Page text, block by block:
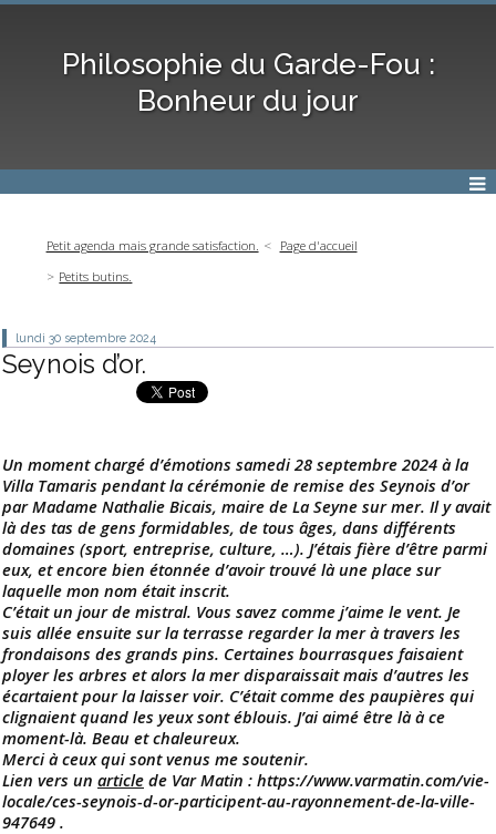
Philosophie du Garde-Fou :
Bonheur du jour
Petit agenda mais grande satisfaction.
Page d'accueil
Petits butins.
lundi 30 septembre 2024
Seynois d’or.
Un moment chargé d’émotions samedi 28 septembre 2024 à la
Villa Tamaris pendant la cérémonie de remise des Seynois d’or
par Madame Nathalie Bicais, maire de La Seyne sur mer. Il y avait
là des tas de gens formidables, de tous âges, dans différents
domaines (sport, entreprise, culture, …). J’étais fière d’être parmi
eux, et encore bien étonnée d’avoir trouvé là une place sur
laquelle mon nom était inscrit.
C’était un jour de mistral. Vous savez comme j’aime le vent. Je
suis allée ensuite sur la terrasse regarder la mer à travers les
frondaisons des grands pins. Certaines bourrasques faisaient
ployer les arbres et alors la mer disparaissait mais d’autres les
écartaient pour la laisser voir. C’était comme des paupières qui
clignaient quand les yeux sont éblouis. J’ai aimé être là à ce
moment-là. Beau et chaleureux.
Merci à ceux qui sont venus me soutenir.
Lien vers un article de Var Matin : https://www.varmatin.com/vie-
locale/ces-seynois-d-or-participent-au-rayonnement-de-la-ville-
947649 .